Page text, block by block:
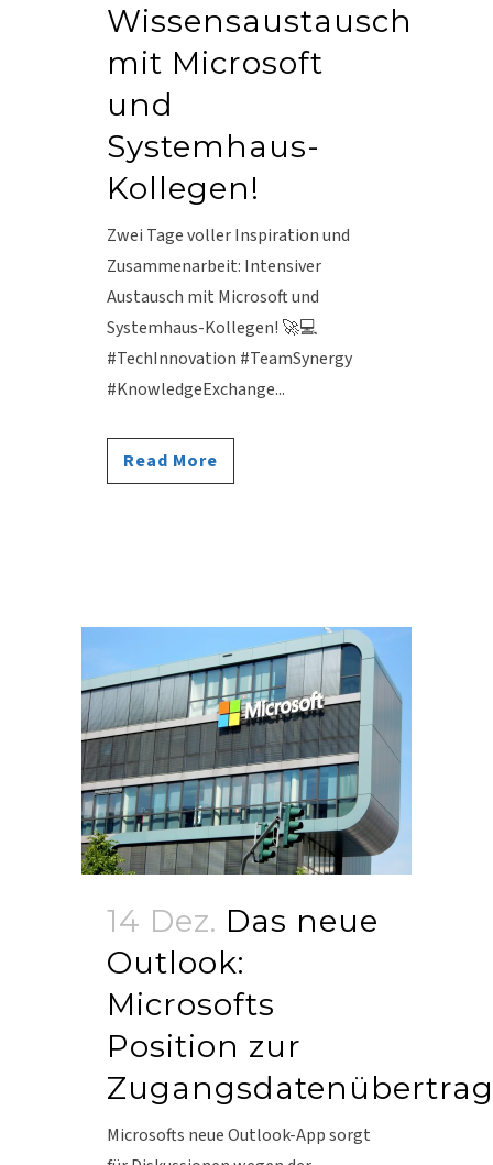
Wissensaustausch
mit Microsoft
und
Systemhaus-
Kollegen!
Zwei Tage voller Inspiration und
Zusammenarbeit: Intensiver
Austausch mit Microsoft und
Systemhaus-Kollegen! 🚀💻
#TechInnovation #TeamSynergy
#KnowledgeExchange...
Read More
14 Dez. Das neue
Outlook:
Microsofts
Position zur
Microsofts neue Outlook-App sorgt